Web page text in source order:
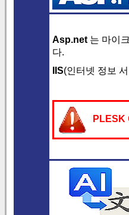
Asp.net 는 마이
다.
IIS(인터넷 정보
PLESK